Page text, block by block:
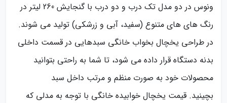
ونوس در دو مدل تک درب و دو درب با گنجایش 260 لیتر در
رنگ های های متنوع (سفید، آبی و زرشکی) تولید می شوند.
در طراحی یخچال بخواب خانگی سبدهایی در قسمت داخلی
بدنه دستگاه قرار داده می شود، تا شما به راحتی بتوانید
محصولات خود به صورت منظم و مرتب داخل سبد
بچینید. قیمت یخچال خوابیده خانگی با توجه به مدلی که